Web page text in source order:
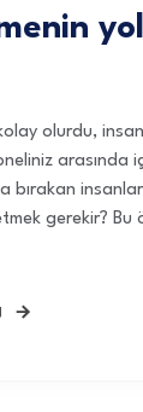
olurdu,
arasında
bırakan
gerekir? Bu